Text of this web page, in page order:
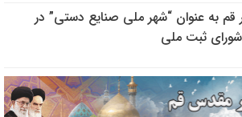
به عنوان “شهر ملی صنایع دستی” در
ثبت ملی